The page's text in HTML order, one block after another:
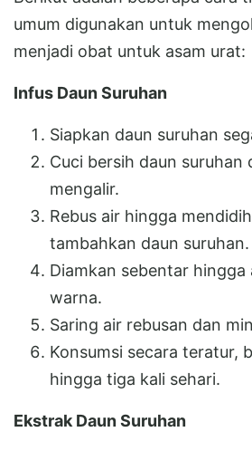
umum digunakan untuk
menjadi obat untuk asam urat:
Infus Daun Suruhan
Siapkan daun suruhan
Cuci bersih daun suruhan
mengalir.
Rebus air hingga
tambahkan daun suruhan.
Diamkan sebentar hingga
warna.
Saring air rebusan dan
Konsumsi secara teratur,
hingga tiga kali sehari.
Ekstrak Daun Suruhan